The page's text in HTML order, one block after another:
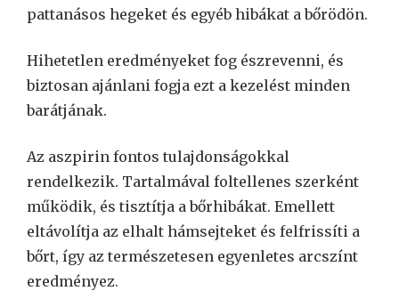
pattanásos hegeket és egyéb hibákat a bőrödön.
Hihetetlen eredményeket fog észrevenni, és
biztosan ajánlani fogja ezt a kezelést minden
barátjának.
Az aszpirin fontos tulajdonságokkal
rendelkezik. Tartalmával foltellenes szerként
működik, és tisztítja a bőrhibákat. Emellett
eltávolítja az elhalt hámsejteket és felfrissíti a
bőrt, így az természetesen egyenletes arcszínt
eredményez.